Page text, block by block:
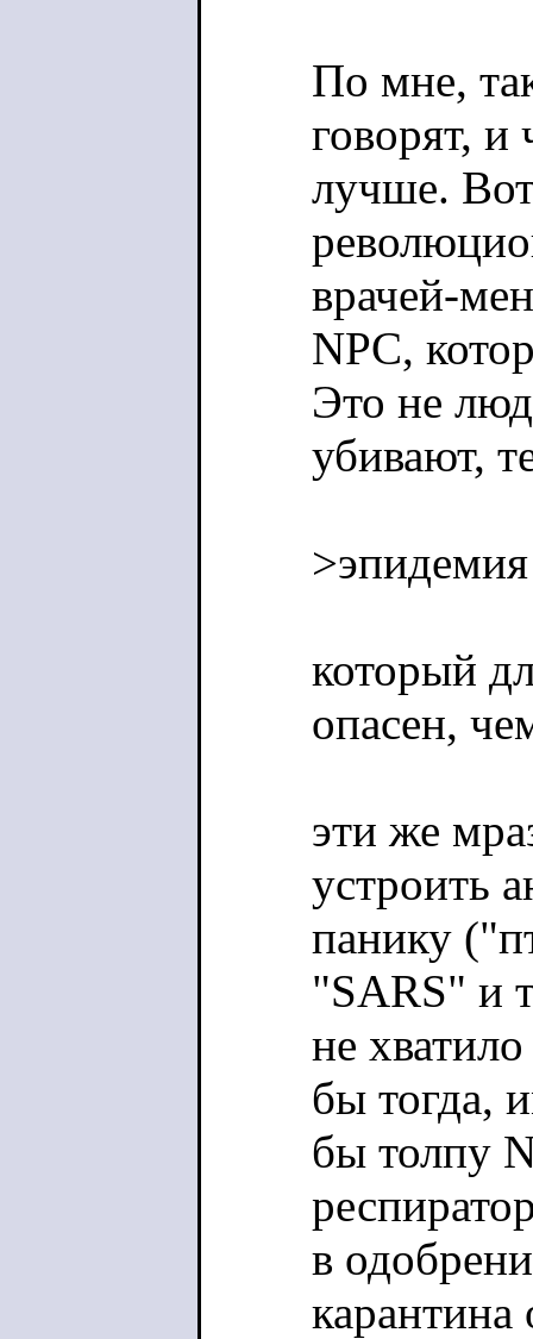
По мне,
говорят, и
лучше.
врачей-
NPC,
Это не
убивают,
который
опасен,
эти же
устроить
панику
"SARS" и
не
бы тогда,
бы толпу
в
карантина